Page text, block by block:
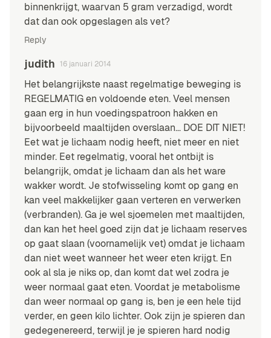
binnenkrijgt, waarvan 5 gram verzadigd, wordt
dat dan ook opgeslagen als vet?
Reply
judith 16 januari 2014
Het belangrijkste naast regelmatige beweging is
REGELMATIG en voldoende eten. Veel mensen
gaan erg in hun voedingspatroon hakken en
bijvoorbeeld maaltijden overslaan… DOE DIT NIET!
Eet wat je lichaam nodig heeft, niet meer en niet
minder. Eet regelmatig, vooral het ontbijt is
belangrijk, omdat je lichaam dan als het ware
wakker wordt. Je stofwisseling komt op gang en
kan veel makkelijker gaan verteren en verwerken
(verbranden). Ga je wel sjoemelen met maaltijden,
dan kan het heel goed zijn dat je lichaam reserves
op gaat slaan (voornamelijk vet) omdat je lichaam
dan niet weet wanneer het weer eten krijgt. En
ook al sla je niks op, dan komt dat wel zodra je
weer normaal gaat eten. Voordat je metabolisme
dan weer normaal op gang is, ben je een hele tijd
verder, en geen kilo lichter. Ook zijn je spieren dan
gedegenereerd, terwijl je je spieren hard nodig